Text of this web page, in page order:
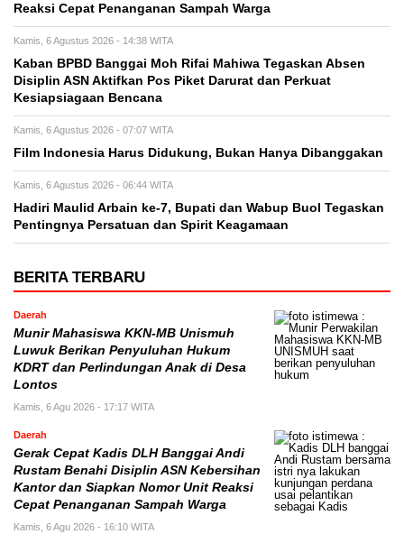
Reaksi Cepat Penanganan Sampah Warga
Kamis, 6 Agustus 2026 - 14:38 WITA
Kaban BPBD Banggai Moh Rifai Mahiwa Tegaskan Absen
Disiplin ASN Aktifkan Pos Piket Darurat dan Perkuat
Kesiapsiagaan Bencana
Kamis, 6 Agustus 2026 - 07:07 WITA
Film Indonesia Harus Didukung, Bukan Hanya Dibanggakan
Kamis, 6 Agustus 2026 - 06:44 WITA
Hadiri Maulid Arbain ke-7, Bupati dan Wabup Buol Tegaskan
Pentingnya Persatuan dan Spirit Keagamaan
BERITA TERBARU
Daerah
Munir Mahasiswa KKN-MB Unismuh
Luwuk Berikan Penyuluhan Hukum
KDRT dan Perlindungan Anak di Desa
Lontos
Kamis, 6 Agu 2026 - 17:17 WITA
Daerah
Gerak Cepat Kadis DLH Banggai Andi
Rustam Benahi Disiplin ASN Kebersihan
Kantor dan Siapkan Nomor Unit Reaksi
Cepat Penanganan Sampah Warga
Kamis, 6 Agu 2026 - 16:10 WITA